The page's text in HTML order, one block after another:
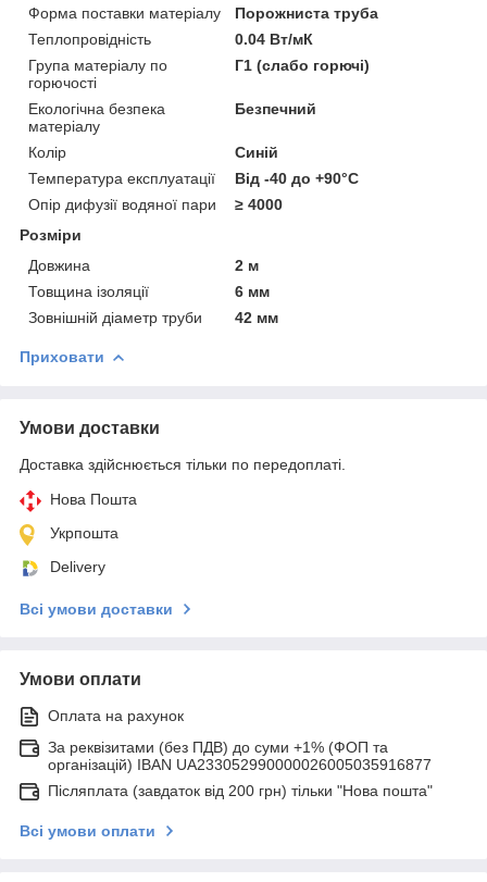
Форма поставки матеріалу
Порожниста труба
Теплопровідність
0.04 Вт/мК
Група матеріалу по
горючості
Г1 (слабо горючі)
Екологічна безпека
матеріалу
Безпечний
Колір
Синій
Температура експлуатації
Від -40 до +90°C
Опір дифузії водяної пари
≥ 4000
Розміри
Довжина
2 м
Товщина ізоляції
6 мм
Зовнішній діаметр труби
42 мм
Приховати
Умови доставки
Доставка здійснюється тільки по передоплаті.
Нова Пошта
Укрпошта
Delivery
Всі умови доставки
Умови оплати
Оплата на рахунок
За реквізитами (без ПДВ) до суми +1% (ФОП та
організацій) IBAN UA233052990000026005035916877
Післяплата (завдаток від 200 грн) тільки "Нова пошта"
Всі умови оплати